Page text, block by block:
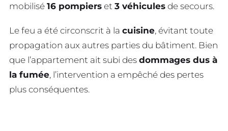
mobilisé 16 pompiers et 3 véhicules de secours.
Le feu a été circonscrit à la cuisine, évitant toute
propagation aux autres parties du bâtiment. Bien
que l’appartement ait subi des dommages dus à
la fumée, l’intervention a empêché des pertes
plus conséquentes.